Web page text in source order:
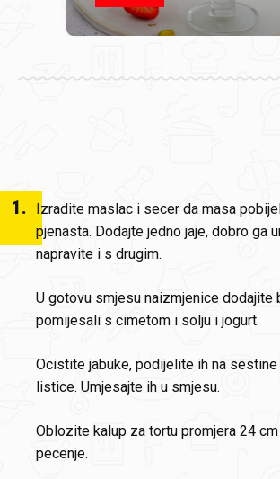
1.
Izradite maslac i secer da masa
pjenasta. Dodajte jedno jaje, dobro ga
napravite i s drugim.
U gotovu smjesu naizmjenice dodajite
pomijesali s cimetom i solju i jogurt.
Ocistite jabuke, podijelite ih na
listice. Umjesajte ih u smjesu.
Oblozite kalup za tortu promjera 24
pecenje.